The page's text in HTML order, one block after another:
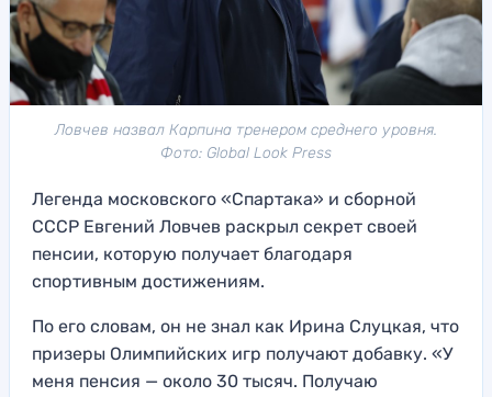
Ловчев назвал Карпина тренером среднего уровня.
Фото: Global Look Press
Легенда московского «Спартака» и сборной
СССР Евгений Ловчев раскрыл секрет своей
пенсии, которую получает благодаря
спортивным достижениям.
По его словам, он не знал как Ирина Слуцкая, что
призеры Олимпийских игр получают добавку. «У
меня пенсия — около 30 тысяч. Получаю